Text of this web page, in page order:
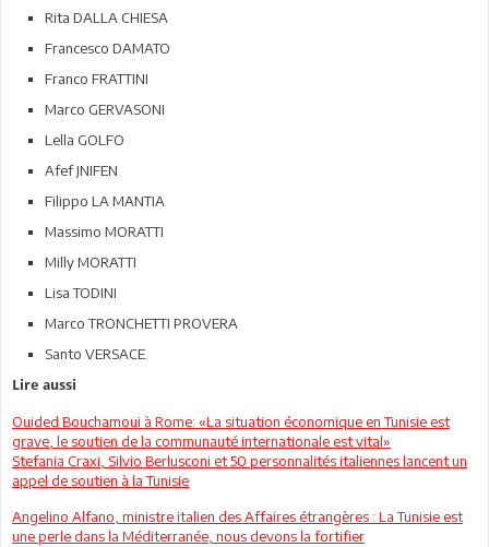
Rita DALLA CHIESA
Francesco DAMATO
Franco FRATTINI
Marco GERVASONI
Lella GOLFO
Afef JNIFEN
Filippo LA MANTIA
Massimo MORATTI
Milly MORATTI
Lisa TODINI
Marco TRONCHETTI PROVERA
Santo VERSACE.
Lire aussi
Ouided Bouchamoui à Rome: «La situation économique en Tunisie est
grave, le soutien de la communauté internationale est vital»
Stefania Craxi, Silvio Berlusconi et 50 personnalités italiennes lancent un
appel de soutien à la Tunisie
Angelino Alfano, ministre italien des Affaires étrangères : La Tunisie est
une perle dans la Méditerranée, nous devons la fortifier